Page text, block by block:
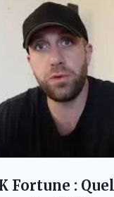
Fortune :